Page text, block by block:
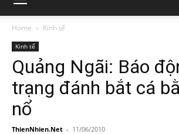
Home Kinh tế
Kinh tế
Quảng Ngãi: Báo
trạng đánh bắt cá
nổ
ThienNhien.Net - 11/06/2010